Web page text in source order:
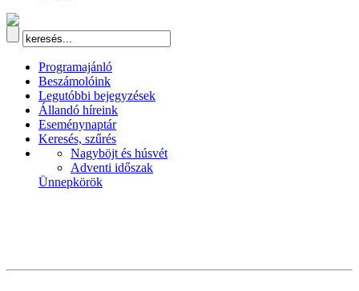
Programajánló
Beszámolóink
Legutóbbi bejegyzések
Állandó híreink
Eseménynaptár
Keresés, szűrés
Nagyböjt és húsvét
Adventi időszak
Ünnepkörök